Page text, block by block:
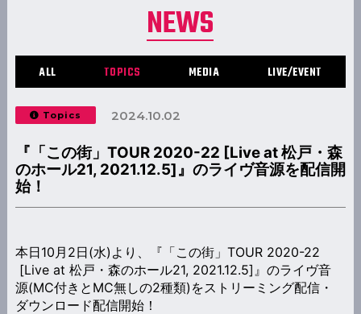
NEWS
ALL TOPICS MEDIA LIVE/EVENT
Topics 2024.10.02
『「この街」TOUR 2020-22 [Live at 松戸・森
のホール21, 2021.12.5]』のライヴ音源を配信開
始！
本日10月2日(水)より、『「この街」TOUR 2020-22
[Live at 松戸・森のホール21, 2021.12.5]』のライヴ音
源(MC付きとMC無しの2種類)をストリーミング配信・
ダウンロード配信開始！